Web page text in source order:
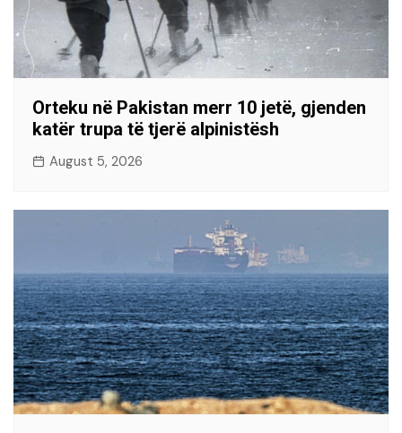
Orteku në Pakistan merr 10 jetë, gjenden
katër trupa të tjerë alpinistësh
August 5, 2026